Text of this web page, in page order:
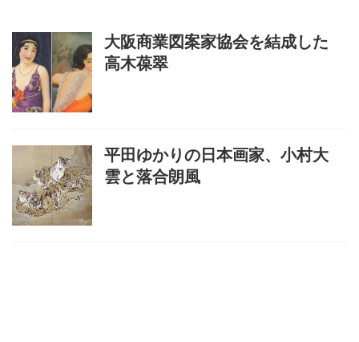
大阪商業図案家協会を結成した
高木葆翠
平田ゆかりの日本画家、小村大
雲と落合朗風